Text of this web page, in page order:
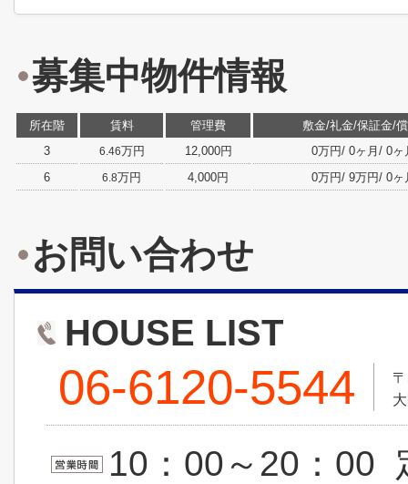
募集中物件情報
所在階 賃料 管理費
敷金/礼金/保証金/
3
6.46万円 12,000円
0万円/ 0ヶ月/ 0ヶ
6
6.8万円 4,000円 0万円/ 9万円/ 0ヶ
お問い合わせ
HOUSE LIST
06-6120-5544
10：00～20：00